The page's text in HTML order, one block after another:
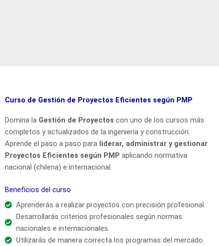
Curso de Gestión de Proyectos Eficientes según PMP
Domina la Gestión de Proyectos con uno de los cursos más
completos y actualizados de la ingeniería y construcción.
Aprende el paso a paso para liderar, administrar y gestionar
Proyectos Eficientes según PMP aplicando normativa
nacional (chilena) e internacional.
Beneficios del curso
Aprenderás a realizar proyectos con precisión profesional.
Desarrollarás criterios profesionales según normas
nacionales e internacionales.
Utilizarás de manera correcta los programas del mercado.